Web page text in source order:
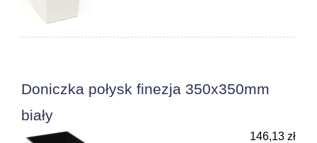
Doniczka połysk finezja 350x350mm
biały
146,13 zł